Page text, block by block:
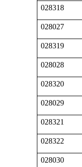
028318
028027
028319
028028
028320
028029
028321
028322
028030